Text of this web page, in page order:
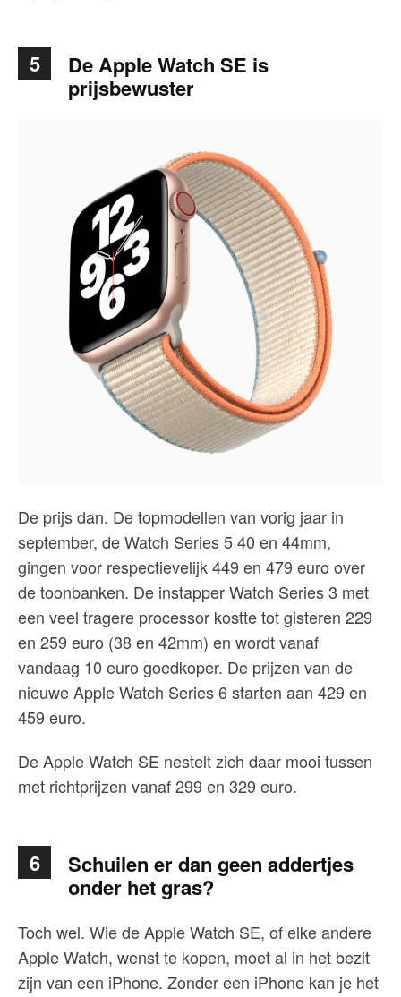
5
De Apple Watch SE is
prijsbewuster
De prijs dan. De topmodellen van vorig jaar in
september, de Watch Series 5 40 en 44mm,
gingen voor respectievelijk 449 en 479 euro over
de toonbanken. De instapper Watch Series 3 met
een veel tragere processor kostte tot gisteren 229
en 259 euro (38 en 42mm) en wordt vanaf
vandaag 10 euro goedkoper. De prijzen van de
nieuwe Apple Watch Series 6 starten aan 429 en
459 euro.
De Apple Watch SE nestelt zich daar mooi tussen
met richtprijzen vanaf 299 en 329 euro.
6
Schuilen er dan geen addertjes
onder het gras?
Toch wel. Wie de Apple Watch SE, of elke andere
Apple Watch, wenst te kopen, moet al in het bezit
zijn van een iPhone. Zonder een iPhone kan je het